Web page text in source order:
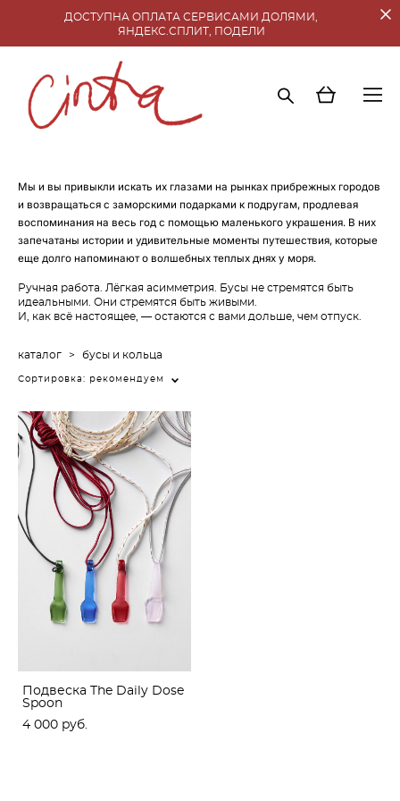
ДОСТУПНА ОПЛАТА СЕРВИСАМИ ДОЛЯМИ,
ЯНДЕКС.СПЛИТ, ПОДЕЛИ
Мы и вы привыкли искать их глазами на рынках прибрежных городов
и возвращаться с заморскими подарками к подругам, продлевая
воспоминания на весь год с помощью маленького украшения. В них
запечатаны истории и удивительные моменты путешествия, которые
еще долго напоминают о волшебных теплых днях у моря.
Ручная работа. Лёгкая асимметрия. Бусы не стремятся быть
идеальными. Они стремятся быть живыми.
И, как всё настоящее, — остаются с вами дольше, чем отпуск.
каталог > бусы и кольца
Сортировка: рекомендуем
Подвеска The Daily Dose
Spoon
4 000 pуб.